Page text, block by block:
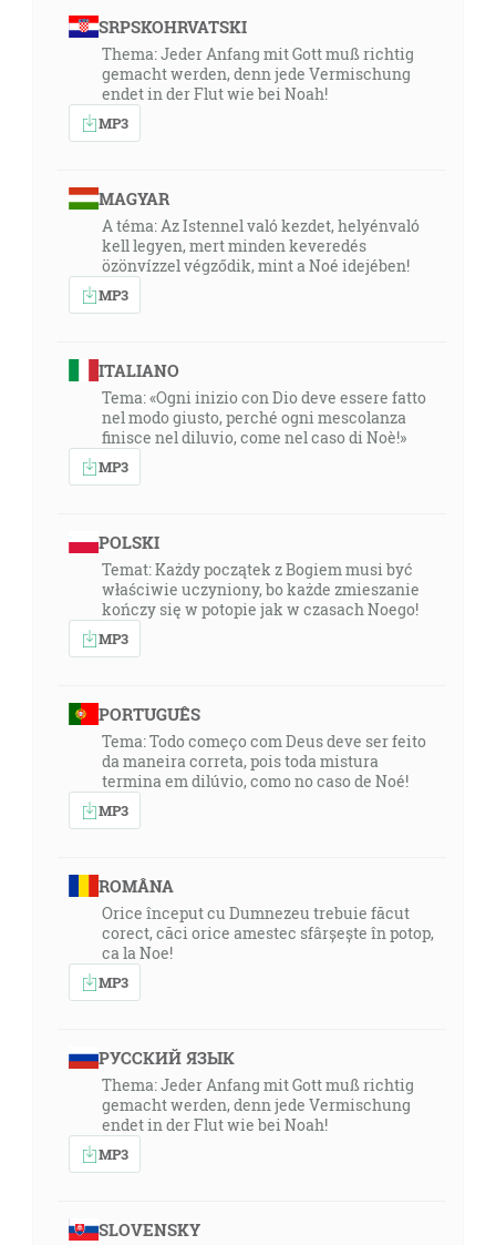
SRPSKOHRVATSKI
Thema: Jeder Anfang mit Gott muß richtig
gemacht werden, denn jede Vermischung
endet in der Flut wie bei Noah!
MP3
MAGYAR
A téma: Az Istennel való kezdet, helyénvaló
kell legyen, mert minden keveredés
özönvízzel végződik, mint a Noé idejében!
MP3
ITALIANO
Tema: «Ogni inizio con Dio deve essere fatto
nel modo giusto, perché ogni mescolanza
finisce nel diluvio, come nel caso di Noè!»
MP3
POLSKI
Temat: Każdy początek z Bogiem musi być
właściwie uczyniony, bo każde zmieszanie
kończy się w potopie jak w czasach Noego!
MP3
PORTUGUÊS
Tema: Todo começo com Deus deve ser feito
da maneira correta, pois toda mistura
termina em dilúvio, como no caso de Noé!
MP3
ROMÂNA
Orice început cu Dumnezeu trebuie făcut
corect, căci orice amestec sfârșește în potop,
ca la Noe!
MP3
РУССКИЙ ЯЗЫК
Thema: Jeder Anfang mit Gott muß richtig
gemacht werden, denn jede Vermischung
endet in der Flut wie bei Noah!
MP3
SLOVENSKY